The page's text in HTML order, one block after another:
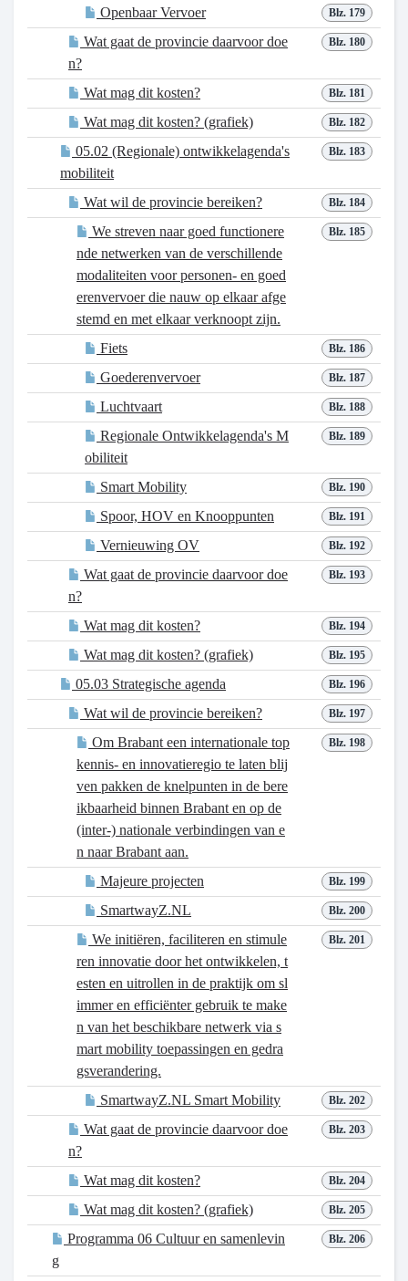
Blz. 179
Openbaar Vervoer
Blz. 180
Wat gaat de provincie daarvoor doe
n?
Blz. 181
Wat mag dit kosten?
Blz. 182
Wat mag dit kosten? (grafiek)
Blz. 183
05.02 (Regionale) ontwikkelagenda's
mobiliteit
Blz. 184
Wat wil de provincie bereiken?
Blz. 185
We streven naar goed functionere
nde netwerken van de verschillende
modaliteiten voor personen- en goed
erenvervoer die nauw op elkaar afge
stemd en met elkaar verknoopt zijn.
Blz. 186
Fiets
Blz. 187
Goederenvervoer
Blz. 188
Luchtvaart
Blz. 189
Regionale Ontwikkelagenda's M
obiliteit
Blz. 190
Smart Mobility
Blz. 191
Spoor, HOV en Knooppunten
Blz. 192
Vernieuwing OV
Blz. 193
Wat gaat de provincie daarvoor doe
n?
Blz. 194
Wat mag dit kosten?
Blz. 195
Wat mag dit kosten? (grafiek)
Blz. 196
05.03 Strategische agenda
Blz. 197
Wat wil de provincie bereiken?
Blz. 198
Om Brabant een internationale top
kennis- en innovatieregio te laten blij
ven pakken de knelpunten in de bere
ikbaarheid binnen Brabant en op de
(inter-) nationale verbindingen van e
n naar Brabant aan.
Blz. 199
Majeure projecten
Blz. 200
SmartwayZ.NL
Blz. 201
We initiëren, faciliteren en stimule
ren innovatie door het ontwikkelen, t
esten en uitrollen in de praktijk om sl
immer en efficiënter gebruik te make
n van het beschikbare netwerk via s
mart mobility toepassingen en gedra
gsverandering.
Blz. 202
SmartwayZ.NL Smart Mobility
Blz. 203
Wat gaat de provincie daarvoor doe
n?
Blz. 204
Wat mag dit kosten?
Blz. 205
Wat mag dit kosten? (grafiek)
Blz. 206
Programma 06 Cultuur en samenlevin
g